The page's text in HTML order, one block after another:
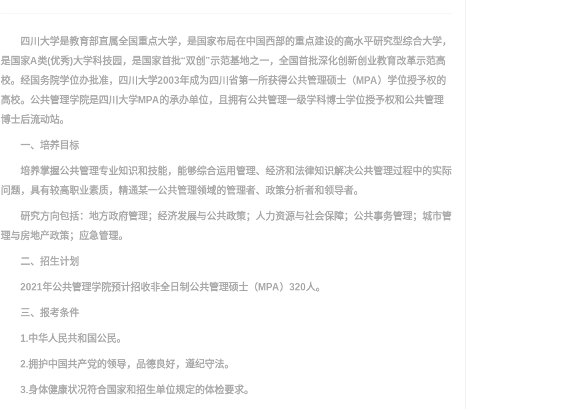
四川大学是教育部直属全国重点大学，是国家布局在中国西部的重点建设的高水平研究型综合大学，
是国家A类(优秀)大学科技园，是国家首批“双创”示范基地之一，全国首批深化创新创业教育改革示范高
校。经国务院学位办批准，四川大学2003年成为四川省第一所获得公共管理硕士（ MPA）学位授予权的
高校。公共管理学院是四川大学MPA 的承办单位，且拥有公共管理一级学科博士学位授予权和公共管理
博士后流动站。
一、培养目标
培养掌握公共管理专业知识和技能，能够综合运用管理、经济和法律知识解决公共管理过程中的实际
问题，具有较高职业素质，精通某一公共管理领域的管理者、政策分析者和领导者。
研究方向包括：地方政府管理；经济发展与公共政策；人力资源与社会保障；公共事务管理；城市管
理与房地产政策；应急管理。
二、招生计划
2021年公共管理学院预计招收非全日制公共管理硕士（ MPA） 320人。
三、 报考条件
1.中华人民共和国公民。
2.拥护中国共产党的领导，品德良好，遵纪守法。
3.身体健康状况符合国家和招生单位规定的体检要求。